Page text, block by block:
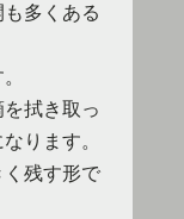
多くある
拭き取っ
ります。
残す形で